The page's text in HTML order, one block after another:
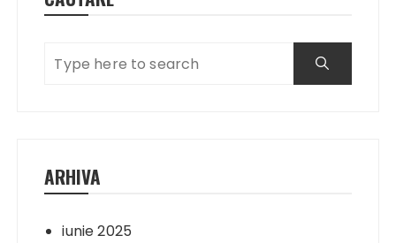
ARHIVA
iunie 2025